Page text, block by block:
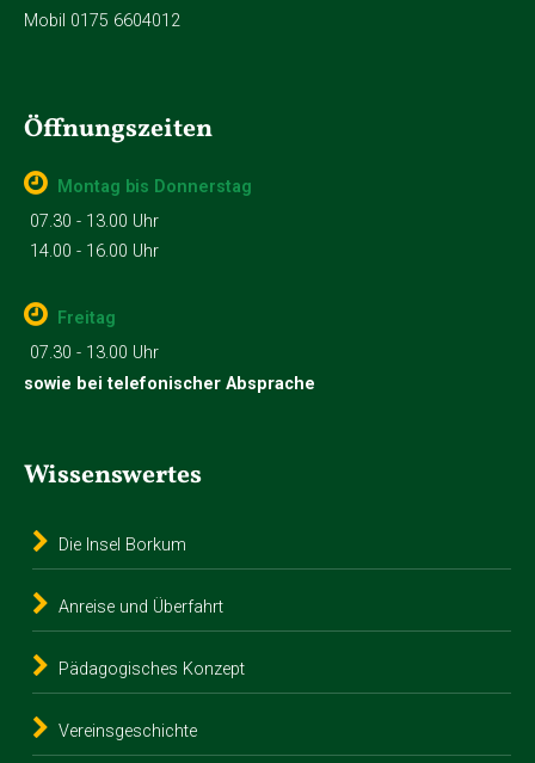
Mobil 0175 6604012
Öffnungszeiten
Montag bis Donnerstag
07.30 - 13.00 Uhr
14.00 - 16.00 Uhr
Freitag
07.30 - 13.00 Uhr
sowie bei telefonischer Absprache
Wissenswertes
Die Insel Borkum
Anreise und Überfahrt
Pädagogisches Konzept
Vereinsgeschichte